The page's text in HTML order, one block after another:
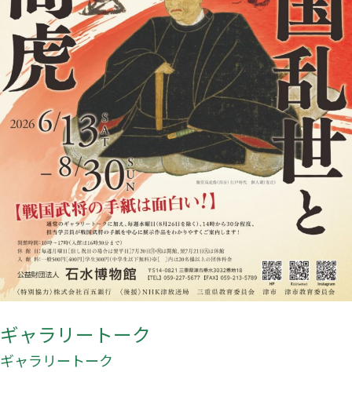
ギャラリートーク
ギャラリートーク